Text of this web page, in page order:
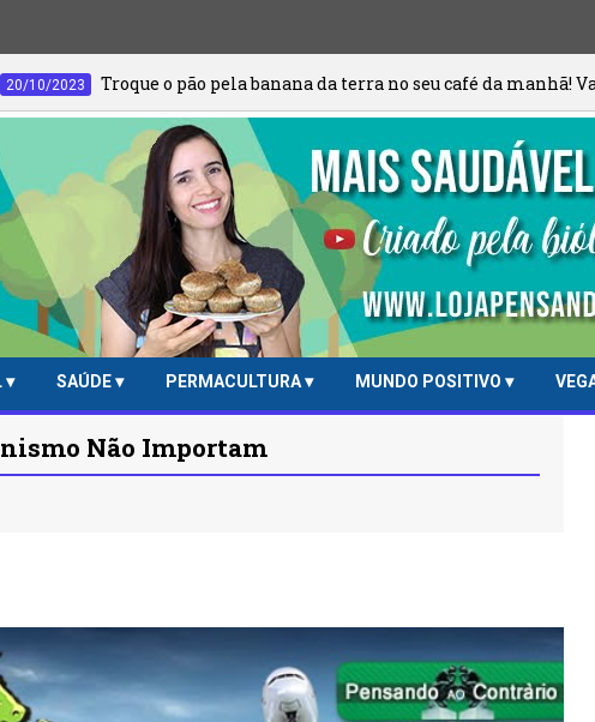
pela banana da terra no seu café da manhã! Vale a pena cada
SAÚDE PERMACULTURA MUNDO POSITIVO
Não Importam